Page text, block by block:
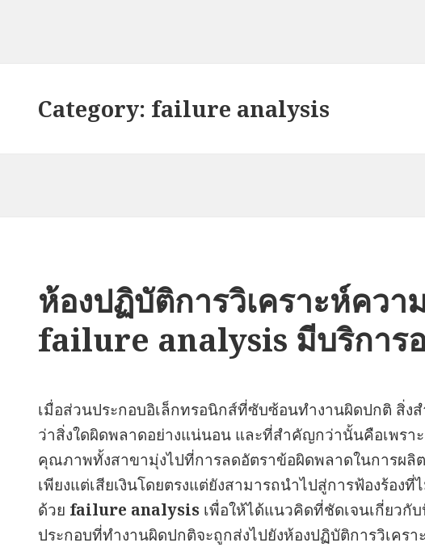
Category: failure analysis
ห้องปฏิบัติการวิเคราะห์ควา
failure analysis มีบริการอ
เมื่อส่วนประกอบอิเล็กทรอนิกส์ที่ซับซ้อนทำงานผิดปกติ สิ่ง
ว่าสิ่งใดผิดพลาดอย่างแน่นอน และที่สำคัญกว่านั้นคือเพรา
คุณภาพทั้งสาขามุ่งไปที่การลดอัตราข้อผิดพลาดในการผลิ
เพียงแต่เสียเงินโดยตรงแต่ยังสามารถนำไปสู่การฟ้องร้อง
ด้วย failure analysis เพื่อให้ได้แนวคิดที่ชัดเจนเกี่ยวกั
ประกอบที่ทำงานผิดปกติจะถูกส่งไปยังห้องปฏิบัติการวิเคร